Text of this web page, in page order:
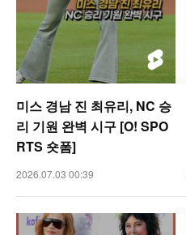
미스 경남 진 최유리, NC 승
리 기원 완벽 시구 [O! SPO
RTS 숏폼]
2026.07.03 00:39